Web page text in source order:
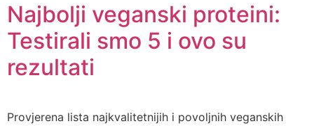
Najbolji veganski proteini:
Testirali smo 5 i ovo su
rezultati
Provjerena lista najkvalitetnijih i povoljnih veganskih